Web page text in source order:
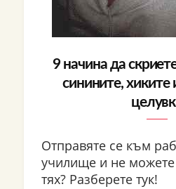
9 начина да
синините, хиките
Отправяте се към
училище и не можете
тях? Разберете тук!